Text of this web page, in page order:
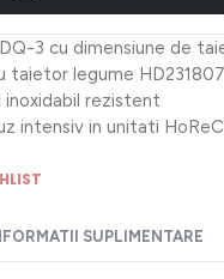
3 cu dimensiune de
taietor legume HD231807
inoxidabil rezistent
intensiv in unitati
SUPLIMENTARE